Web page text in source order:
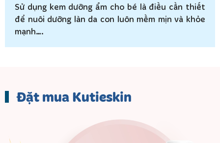
Sử dụng kem dưỡng ẩm cho bé là điều cần thiết
để nuôi dưỡng làn da con luôn mềm mịn và khỏe
mạnh….
Đặt mua Kutieskin